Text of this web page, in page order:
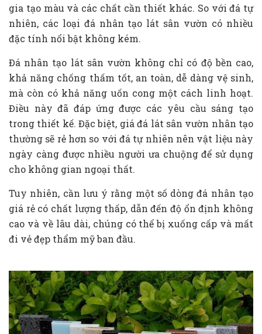
gia tạo màu và các chất cần thiết khác. So với đá tự
nhiên, các loại đá nhân tạo lát sân vườn có nhiều
đặc tính nổi bật không kém.
Đá nhân tạo lát sân vườn không chỉ có độ bền cao,
khả năng chống thấm tốt, an toàn, dễ dàng vệ sinh,
mà còn có khả năng uốn cong một cách linh hoạt.
Điều này đã đáp ứng được các yêu cầu sáng tạo
trong thiết kế. Đặc biệt, giá đá lát sân vườn nhân tạo
thường sẽ rẻ hơn so với đá tự nhiên nên vật liệu này
ngày càng được nhiều người ưa chuộng để sử dụng
cho không gian ngoại thất.
Tuy nhiên, cần lưu ý rằng một số dòng đá nhân tạo
giá rẻ có chất lượng thấp, dẫn đến độ ổn định không
cao và về lâu dài, chúng có thể bị xuống cấp và mất
đi vẻ đẹp thẩm mỹ ban đầu.